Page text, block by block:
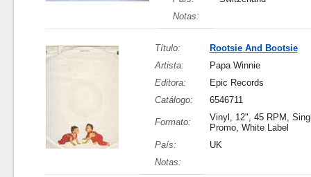
Notas:
Título:
Rootsie And Bootsie
Artista:
Papa Winnie
Editora:
Epic Records
Catálogo:
6546711
Formato:
Vinyl, 12", 45 RPM,
Promo, White Label
País:
UK
Notas: